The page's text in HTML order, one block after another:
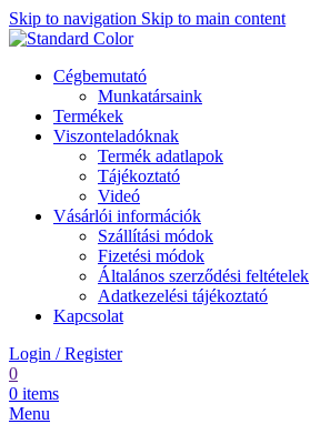
Skip to navigation Skip to main content
Cégbemutató
Munkatársaink
Termékek
Viszonteladóknak
Termék adatlapok
Tájékoztató
Videó
Vásárlói információk
Szállítási módok
Fizetési módok
Általános szerződési feltételek
Adatkezelési tájékoztató
Kapcsolat
Login / Register
0
0 items
Menu